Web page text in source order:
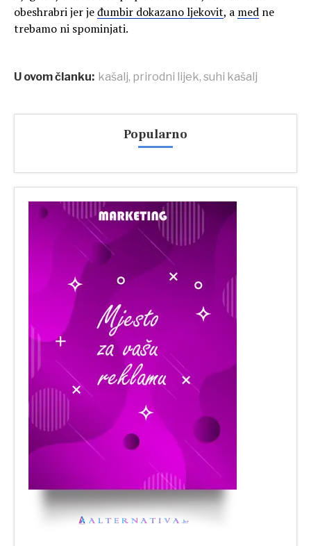
obeshrabri jer jeđumbir dokazano ljekovit, a med ne
trebamo ni spominjati.
U ovom članku: kašalj, prirodni lijek, suhi kašalj
Popularno